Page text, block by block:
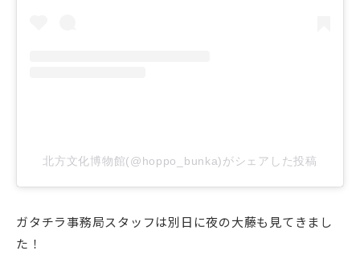
北方文化博物館(@hoppo_bunka)がシェアした投稿
ガタチラ事務局スタッフは別日に夜の大藤も見てきまし
た！